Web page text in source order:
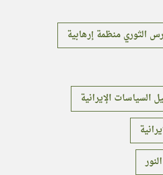
الثوري منظمة إرهابية
السياسات الإيرانية